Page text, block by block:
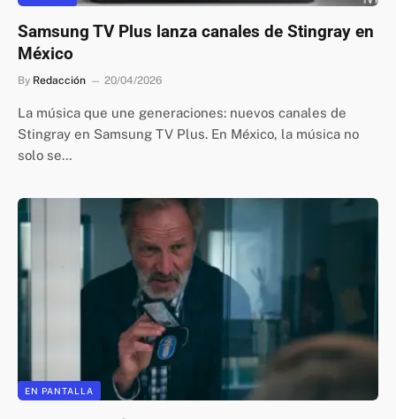
Samsung TV Plus lanza canales de Stingray en
México
By Redacción 20/04/2026
La música que une generaciones: nuevos canales de
Stingray en Samsung TV Plus. En México, la música no
solo se…
EN PANTALLA